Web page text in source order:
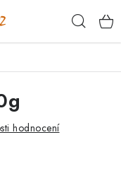
hodnocení